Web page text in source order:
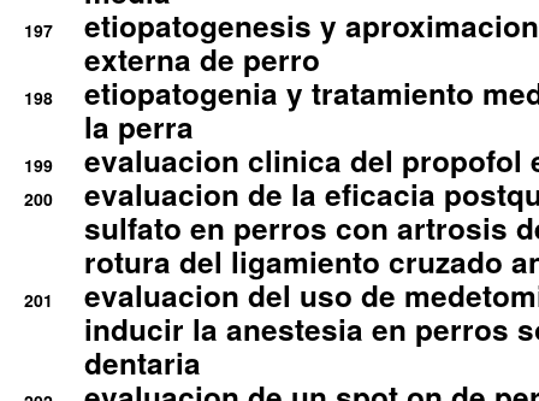
197
etiopatogenesis y
externa de perro
198
etiopatogenia y tratamiento
la perra
199 evaluacion clinica del propofol
200
evaluacion de la eficacia
sulfato en perros con artrosis
rotura del ligamiento cruzado
201
evaluacion del uso de
inducir la anestesia en perros
dentaria